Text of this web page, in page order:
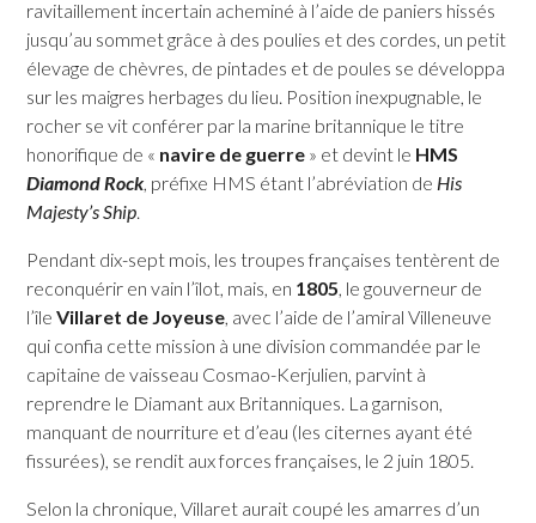
ravitaillement incertain acheminé à l’aide de paniers hissés
jusqu’au sommet grâce à des poulies et des cordes, un petit
élevage de chèvres, de pintades et de poules se développa
sur les maigres herbages du lieu. Position inexpugnable, le
rocher se vit conférer par la marine britannique le titre
honorifique de « navire de guerre » et devint le HMS
Diamond Rock , préfixe HMS étant l’abréviation de His
Majesty’s Ship
Pendant dix-sept mois, les troupes françaises tentèrent de
reconquérir en vain l’îlot, mais, en 1805 , le gouverneur de
l’îleVillaret de Joyeuse , avec l’aide de l’amiral Villeneuve
qui confia cette mission à une division commandée par le
capitaine de vaisseau Cosmao-Kerjulien, parvint à
reprendre le Diamant aux Britanniques. La garnison,
manquant de nourriture et d’eau (les citernes ayant été
fissurées), se rendit aux forces françaises, le 2 juin 1805.
Selon la chronique, Villaret aurait coupé les amarres d’un